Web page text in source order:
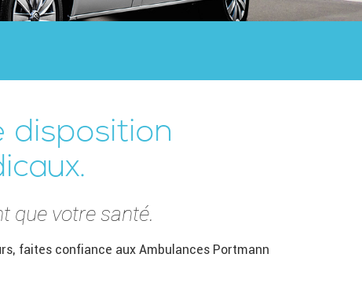
disposition
que votre santé.
faites confiance aux Ambulances Portmann